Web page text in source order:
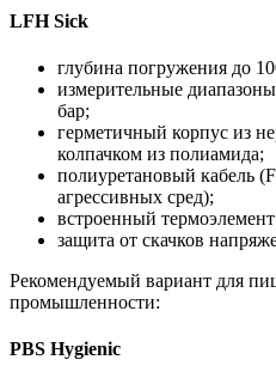
LFH Sick
глубина погружения до
измерительные
бар;
герметичный корпус из
колпачком из полиамида;
полиуретановый кабель
агрессивных сред);
встроенный
защита от скачков
Рекомендуемый вариант для
промышленности:
PBS Hygienic